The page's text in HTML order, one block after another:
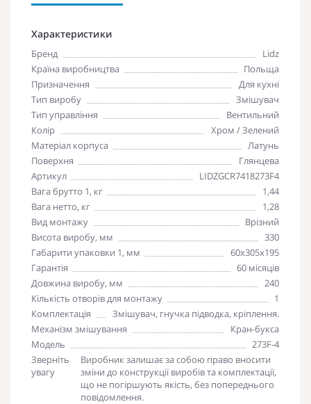
Характеристики
Бренд
Lidz
Країна виробництва
Польща
Призначення
Для кухні
Тип виробу
Змішувач
Тип управління
Вентильний
Колір
Хром / Зелений
Матеріал корпуса
Латунь
Поверхня
Глянцева
Артикул
LIDZGCR7418273F4
Вага брутто 1, кг
1,44
Вага нетто, кг
1,28
Вид монтажу
Врізний
Висота виробу, мм
330
Габарити упаковки 1, мм
60х305х195
Гарантія
60 місяців
Довжина виробу, мм
240
Кількість отворів для монтажу
1
Комплектація
Змішувач, гнучка підводка, кріплення.
Механізм змішування
Кран-букса
Модель
273F-4
Зверніть
увагу
Виробник залишає за собою право вносити
зміни до конструкції виробів та комплектації,
що не погіршують якість, без попереднього
повідомлення.